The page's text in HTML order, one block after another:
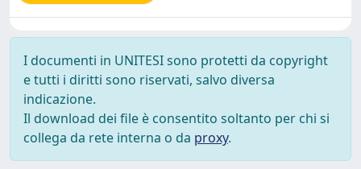
I documenti in UNITESI sono protetti da copyright
e tutti i diritti sono riservati, salvo diversa
indicazione.
Il download dei file è consentito soltanto per chi si
collega da rete interna o da proxy.